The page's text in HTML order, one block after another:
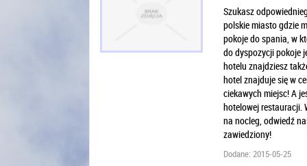
Szukasz
polskie miasto gdzie
pokoje do spania, w
do dyspozycji pokoje
hotelu znajdziesz
hotel znajduje się w
ciekawych miejsc! A
hotelowej restauracji.
na nocleg, odwiedź
zawiedziony!
Dodane: 2015-05-25